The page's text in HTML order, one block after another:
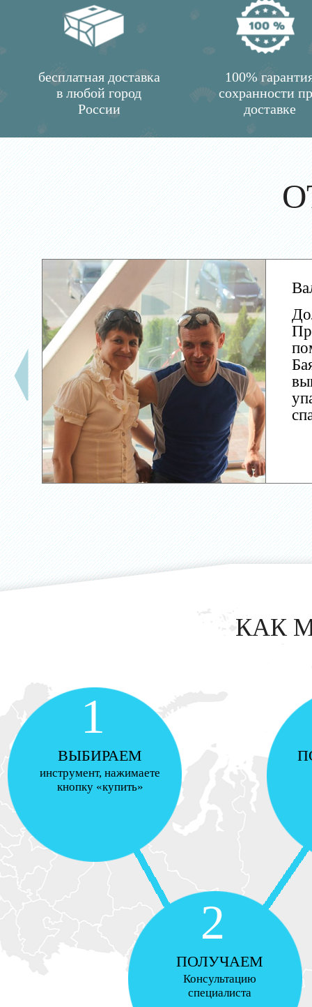
бесплатная доставка
в любой город
России
100%
сохранности
доставке
КАК
1
ВЫБИРАЕМ
инструмент, нажимаете
кнопку «купить»
2
ПОЛУЧАЕМ
Консультацию
специалиста